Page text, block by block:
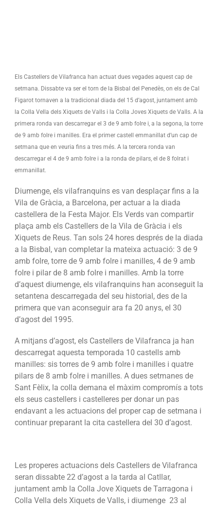
Els Castellers de Vilafranca han actuat dues vegades aquest cap de
setmana. Dissabte va ser el torn de la Bisbal del Penedès, on els de Cal
Figarot tornaven a la tradicional diada del 15 d’agost, juntament amb
la Colla Vella dels Xiquets de Valls i la Colla Joves Xiquets de Valls. A la
primera ronda van descarregar el 3 de 9 amb folre i, a la segona, la torre
de 9 amb folre i manilles. Era el primer castell emmanillat d’un cap de
setmana que en veuria fins a tres més. A la tercera ronda van
descarregar el 4 de 9 amb folre i a la ronda de pilars, el de 8 folrat i
emmanillat.
Diumenge, els vilafranquins es van desplaçar fins a la
Vila de Gràcia, a Barcelona, per actuar a la diada
castellera de la Festa Major. Els Verds van compartir
plaça amb els Castellers de la Vila de Gràcia i els
Xiquets de Reus. Tan sols 24 hores després de la diada
a la Bisbal, van completar la mateixa actuació: 3 de 9
amb folre, torre de 9 amb folre i manilles, 4 de 9 amb
folre i pilar de 8 amb folre i manilles. Amb la torre
d’aquest diumenge, els vilafranquins han aconseguit la
setantena descarregada del seu historial, des de la
primera que van aconseguir ara fa 20 anys, el 30
d’agost del 1995.
A mitjans d’agost, els Castellers de Vilafranca ja han
descarregat aquesta temporada 10 castells amb
manilles: sis torres de 9 amb folre i manilles i quatre
pilars de 8 amb folre i manilles. A dues setmanes de
Sant Fèlix, la colla demana el màxim compromís a tots
els seus castellers i castelleres per donar un pas
endavant a les actuacions del proper cap de setmana i
continuar preparant la cita castellera del 30 d’agost.
Les properes actuacions dels Castellers de Vilafranca
seran dissabte 22 d’agost a la tarda al Catllar,
juntament amb la Colla Jove Xiquets de Tarragona i
Colla Vella dels Xiquets de Valls, i diumenge 23 al